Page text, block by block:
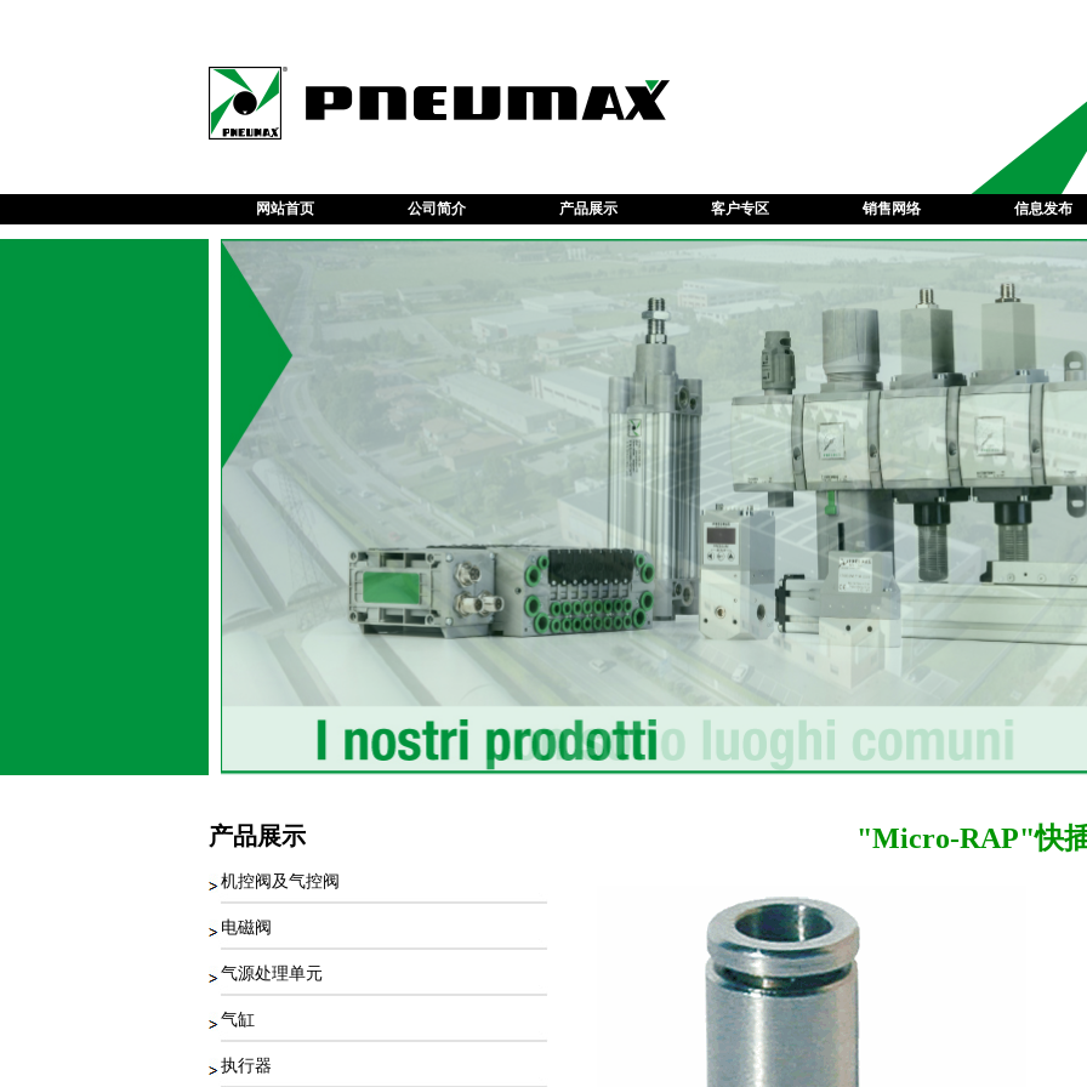
网站首页 公司简介 产品展示 客户专区 销售网络 信息发布
"Micro-RAP"快
产品展示
机控阀及气控阀
电磁阀
气源处理单元
气缸
执行器